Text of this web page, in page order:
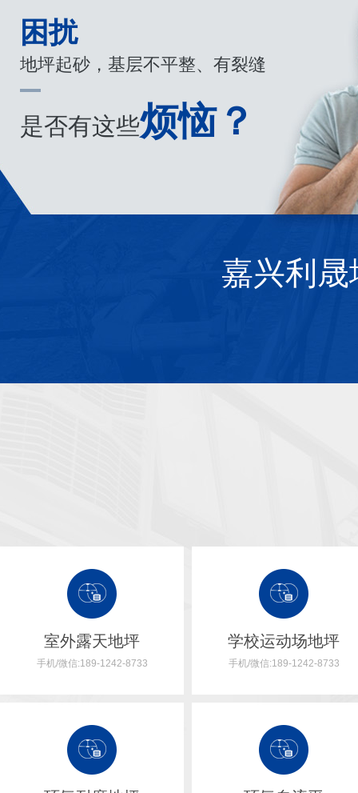
困扰
地坪起砂，基层不平整、有裂缝
是否有这些烦恼？
嘉兴利
室外露天地坪
手机/微信:189-1242-8733
学校运动场地坪
手机/微信:189-1242-8733